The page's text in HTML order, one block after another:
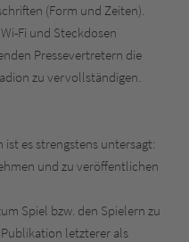
(Form und Zeiten).
Fi und Steckdosen
Pressevertretern die
zu vervollständigen.
es strengstens untersagt:
und zu veröffentlichen
Spiel bzw. den Spielern zu
letzterer als